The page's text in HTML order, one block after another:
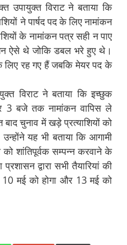
उपायुक्त विराट ने बताया कि
ने पार्षद पद के लिए नामांकन
के नामांकन पत्र सही न पाए
ऐसे थे जोकि डबल भरे हुए थे।
लिए रह गए हैं जबकि मेयर पद के
विराट ने बताया कि इच्छुक
3 बजे तक नामांकन वापिस ले
चुनाव में खड़े प्रत्याशियों को
यह भी बताया कि आगामी
शांतिपूर्वक सम्पन्न करवाने के
द्वारा सभी तैयारियां की
10 मई को होगा और 13 मई को